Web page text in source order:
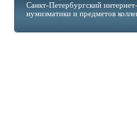
Санкт-Петербургский
нумизматики и предметов